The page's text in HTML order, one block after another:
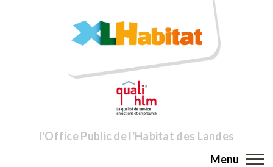
l'Office Public de l'Habitat des Landes
Menu